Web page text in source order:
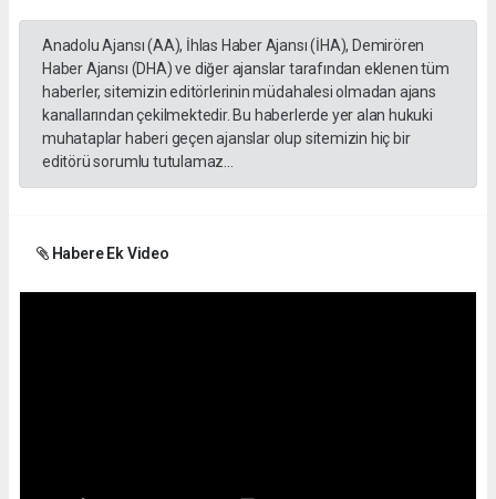
Anadolu Ajansı (AA), İhlas Haber Ajansı (İHA), Demirören
Haber Ajansı (DHA) ve diğer ajanslar tarafından eklenen tüm
haberler, sitemizin editörlerinin müdahalesi olmadan ajans
kanallarından çekilmektedir. Bu haberlerde yer alan hukuki
muhataplar haberi geçen ajanslar olup sitemizin hiç bir
editörü sorumlu tutulamaz...
Habere Ek Video